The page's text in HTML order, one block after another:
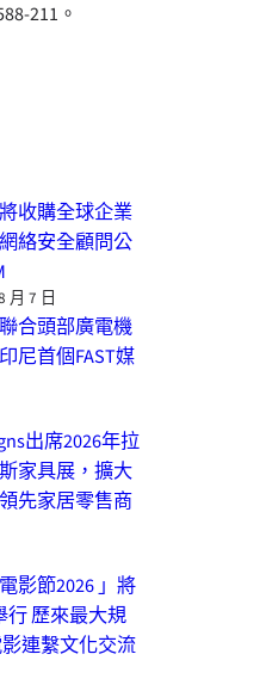
211。
將收購全球企業
絡安全顧問公
月 7 日
合頭部廣電機
尼首個FAST媒
出席2026年拉
家具展，擴大
先家居零售商
電影節2026 」將
行 歷來最大規
連繫文化交流